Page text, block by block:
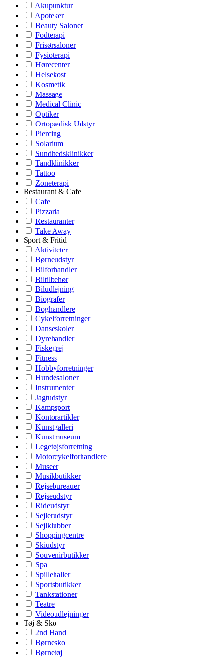
Akupunktur
Apoteker
Beauty Saloner
Fodterapi
Frisørsaloner
Fysioterapi
Hørecenter
Helsekost
Kosmetik
Massage
Medical Clinic
Optiker
Ortopædisk Udstyr
Piercing
Solarium
Sundhedsklinikker
Tandklinikker
Tattoo
Zoneterapi
Restaurant & Cafe
Cafe
Pizzaria
Restauranter
Take Away
Sport & Fritid
Aktiviteter
Børneudstyr
Bilforhandler
Biltilbehør
Biludlejning
Biografer
Boghandlere
Cykelforretninger
Danseskoler
Dyrehandler
Fiskegrej
Fitness
Hobbyforretninger
Hundesaloner
Instrumenter
Jagtudstyr
Kampsport
Kontorartikler
Kunstgalleri
Kunstmuseum
Legetøjsforretning
Motorcykelforhandlere
Museer
Musikbutikker
Rejsebureauer
Rejseudstyr
Rideudstyr
Sejlerudstyr
Sejlklubber
Shoppingcentre
Skiudstyr
Souvenirbutikker
Spa
Spillehaller
Sportsbutikker
Tankstationer
Teatre
Videoudlejninger
Tøj & Sko
2nd Hand
Børnesko
Børnetøj